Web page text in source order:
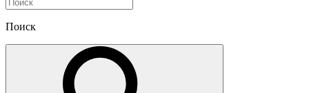
Поиск